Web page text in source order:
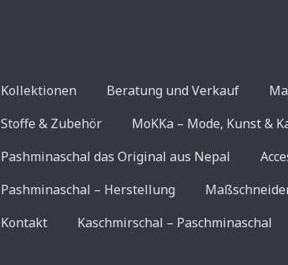
Kollektionen Beratung und Verkauf
Stoffe & Zubehör
MoKKa – Mode, Kunst &
Pashminaschal das Original aus Nepal
Pashminaschal – Herstellung
Kontakt
Kaschmirschal – Paschminaschal